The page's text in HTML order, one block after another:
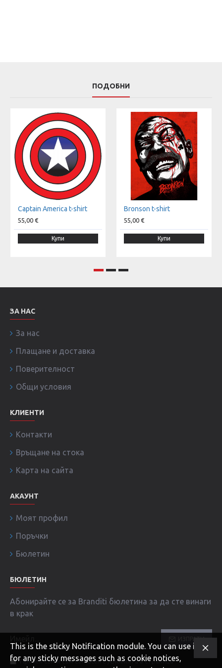
ПОДОБНИ
Captain America t-shirt
55,00 €
Купи
Bronson t-shirt
55,00 €
Купи
ЗА НАС
За нас
Плащане и доставка
Поверителност
Общи условия
КЛИЕНТИ
Контакти
Връщане на стока
Карта на сайта
АКАУНТ
Моят профил
Поръчки
Бюлетин
БЮЛЕТИН
Абонирайте се за Branditi бюлетина за да сте винаги
в крак
ИЗПРАТИ
Прочел съм и съм съгласен с условията в страница
This is the sticky Notification module. You can use it
for any sticky messages such as cookie notices,